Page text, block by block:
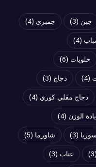
جبن (3) جمبري (4)
(4)
حلويات (6)
(4) دجاج (3)
دجاج مقلي كوري (4)
الوزن (4)
سوريا (3) شاورما (5)
(3) عتاب (3)